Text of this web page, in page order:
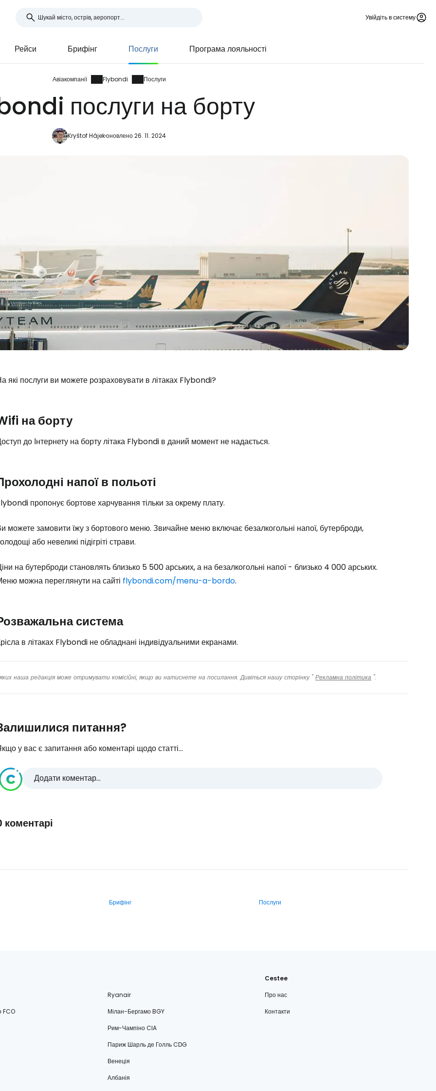
Увійдіть в систему
Рейси Брифінг Послуги Програма лояльності
Авіакомпанії Flybondi Послуги
послуги на борту
Kryštof Hájekоновлено 26. 11. 2024
які послуги ви можете розраховувати в літаках Flybondi?
на борту
до Інтернету на борту літака Flybondi в даний момент не надається.
напої в польоті
пропонує бортове харчування тільки за окрему плату.
можете замовити їжу з бортового меню. Звичайне меню включає безалкогольні напої, бутерброди,
або невеликі підігріті страви.
на бутерброди становлять близько 5 500 арських, а на безалкогольні напої - близько 4 000 арських.
можна переглянути на сайті flybondi.com/menu-a-bordo.
система
в літаках Flybondi не обладнані індивідуальними екранами.
наша редакція може отримувати комісійні, якщо ви натиснете на посилання. Дивіться нашу сторінку " Рекламна політика ".
питання?
у вас є запитання або коментарі щодо статті...
Додати коментар...
коментарі
Брифінг Послуги
Ryanair
FCO
Мілан-Бергамо BGY
Рим-Чампіно CIA
Париж Шарль де Голль CDG
Венеція
Албанія
Cestee
Про нас
Контакти
Продовжуйте у Facebook